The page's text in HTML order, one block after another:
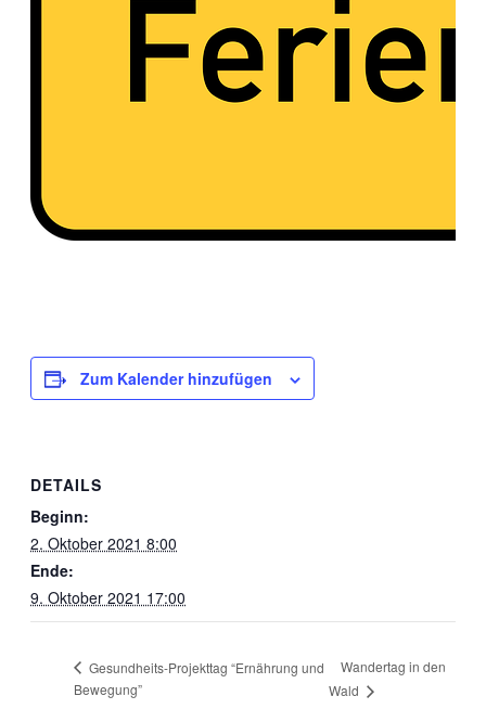
Zum Kalender hinzufügen
DETAILS
Beginn:
2. Oktober 2021 8:00
Ende:
9. Oktober 2021 17:00
Gesundheits-Projekttag “Ernährung und
Bewegung”
Wandertag in den
Wald